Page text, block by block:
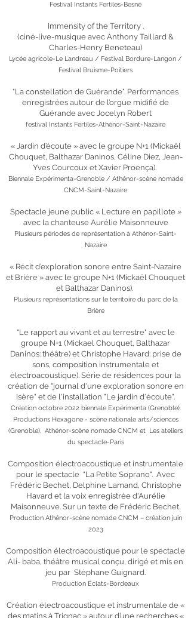
Festival Instants Fertiles-Besné
Immensity of the Territory .
(ciné-live-musique avec Anthony Taillard &
Charles-Henry Beneteau)
Lycée agricole-Le Landreau / Festival Bordure-Langon /
Festival Bruisme-Poitiers
"La constellation de Guérande". Performances
enregistrées autour de l’orgue midifié de
Guérande avec Jocelyn Robert
festival Instants Fertiles-Athénor-Saint-Nazaire
« Jardin d’écoute » avec le groupe N+1 (Mickaël
Chouquet, Balthazar Daninos, Céline Diez, Jean-
Yves Courcoux et Xavier Proença).
Biennale Expérimenta-Grenoble / Athénor-scène nomade
CNCM-Saint-Nazaire
Spectacle jeune public « Lecture en papillote »
avec la chanteuse Aurélie Maisonneuve
Plusieurs périodes de représentation à Athénor-Saint-
Nazaire
« Récit d’exploration sonore entre Saint-Nazaire
et Brière » avec le groupe N+1 (Mickaël Chouquet
et Balthazar Daninos).
Plusieurs représentations sur le territoire du parc de la
Brière
"Le rapport au vivant et au terrestre" avec le
groupe N+1 (Mickael Chouquet, Balthazar
Daninos: théâtre) et Christophe Havard: prise de
sons, composition instrumentale et
électroacoustique). Série de résidences pour la
création de "journal d'une exploration sonore en
Isère" et de l'installation "Le jardin d'écoute".
Création octobre 2022 biennale Expérimenta (Grenoble).
Productions Hexagone - scène nationale arts/sciences
(Grenoble), Athénor-scène nomade CNCM et Les ateliers
du spectacle-Paris
Composition électroacoustique et instrumentale
pour le spectacle "La Petite Soprano". Avec
Frédéric Bechet, Delphine Lamand, Christophe
Havard et la voix enregistrée d'Aurélie
Maisonneuve. Sur un texte de Frédéric Bechet.
Production Athénor-scène nomade CNCM – création juin
2023
Composition électroacoustique pour le spectacle
Ali- baba, théâtre musical conçu, dirigé et mis en
jeu par Stéphane Guignard.
Production Éclats-Bordeaux
Création électroacoustique et instrumentale de «
des matins à Trignac » autour d’une recherches «